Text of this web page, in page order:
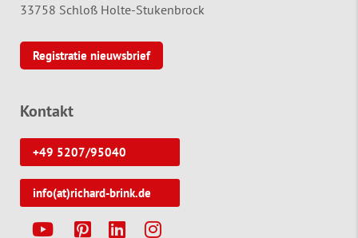
33758 Schloß Holte-Stukenbrock
Registratie nieuwsbrief
Kontakt
+49 5207/95040
info(at)richard-brink.de